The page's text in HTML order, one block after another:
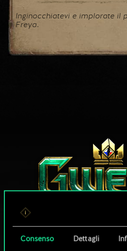
Consenso Dettagli
Inginocchiatevi e implorate il
Freya.